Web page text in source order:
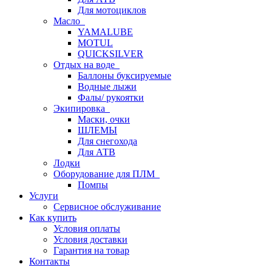
Для мотоциклов
Масло
YAMALUBE
MOTUL
QUICKSILVER
Отдых на воде
Баллоны буксируемые
Водные лыжи
Фалы/ рукоятки
Экипировка
Маски, очки
ШЛЕМЫ
Для снегохода
Для АТВ
Лодки
Оборудование для ПЛМ
Помпы
Услуги
Сервисное обслуживание
Как купить
Условия оплаты
Условия доставки
Гарантия на товар
Контакты